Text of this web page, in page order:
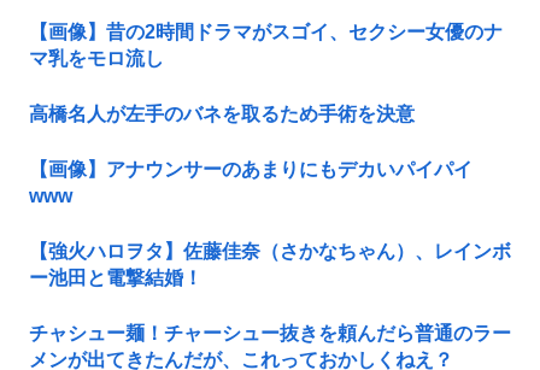
【画像】昔の2時間ドラマがスゴイ、セクシー女優のナ
マ乳をモロ流し
高橋名人が左手のバネを取るため手術を決意
【画像】アナウンサーのあまりにもデカいパイパイ
www
【強火ハロヲタ】佐藤佳奈（さかなちゃん）、レインボ
ー池田と電撃結婚！
チャシュー麺！チャーシュー抜きを頼んだら普通のラー
メンが出てきたんだが、これっておかしくねえ？